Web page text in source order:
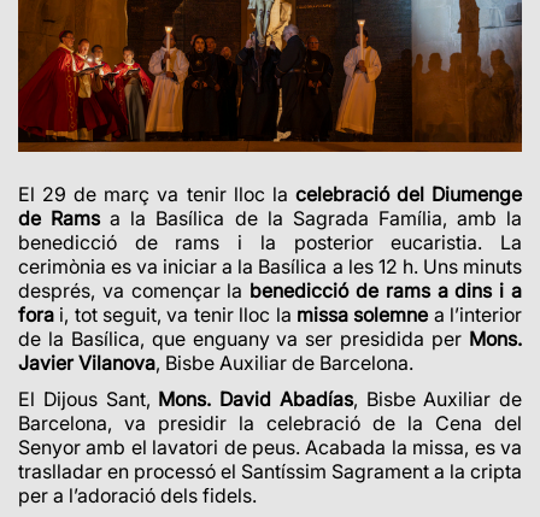
El 29 de març va tenir lloc la celebració del Diumenge
de Ramsa la Basílica de la Sagrada Família, amb la
benedicció de rams i la posterior eucaristia. La
cerimònia es va iniciar a la Basílica a les 12 h. Uns minuts
després, va començar la benedicció de rams a dins i a
fora i, tot seguit, va tenir lloc la missa solemne a l’interior
de la Basílica, que enguany va ser presidida per Mons.
Javier Vilanova, Bisbe Auxiliar de Barcelona.
El Dijous Sant, Mons. David Abadías, Bisbe Auxiliar de
Barcelona, va presidir la celebració de la Cena del
Senyoramb el lavatori de peus. Acabada la missa, es va
traslladar en processó el Santíssim Sagrament a la cripta
per a l’adoració dels fidels.